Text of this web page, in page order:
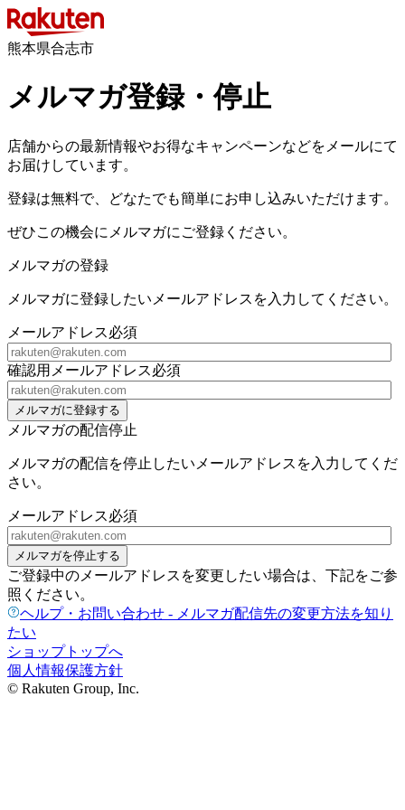
熊本県合志市
メルマガ登録・停止
店舗からの最新情報やお得なキャンペーンなどをメールにて
お届けしています。
登録は無料で、どなたでも簡単にお申し込みいただけます。
ぜひこの機会にメルマガにご登録ください。
メルマガの登録
メルマガに登録したいメールアドレスを入力してください。
メールアドレス必須
確認用メールアドレス必須
メルマガに登録する
メルマガの配信停止
メルマガの配信を停止したいメールアドレスを入力してくだ
さい。
メールアドレス必須
メルマガを停止する
ご登録中のメールアドレスを変更したい場合は、下記をご参
照ください。
ヘルプ・お問い合わせ - メルマガ配信先の変更方法を知り
たい
ショップトップへ
個人情報保護方針
© Rakuten Group, Inc.